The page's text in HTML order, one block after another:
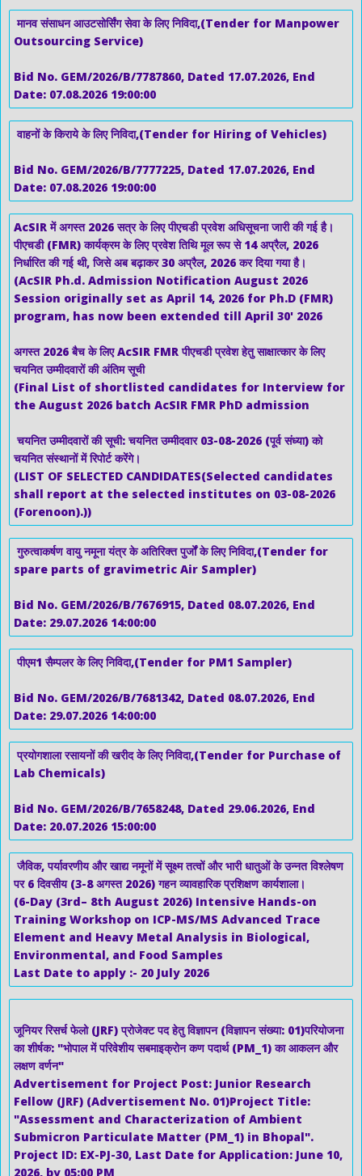
मानव संसाधन आउटसोर्सिंग सेवा के लिए निविदा,(Tender for Manpower
Outsourcing Service)
Bid No. GEM/2026/B/7787860, Dated 17.07.2026, End
Date: 07.08.2026 19:00:00
वाहनों के किराये के लिए निविदा,(Tender for Hiring of Vehicles)
Bid No. GEM/2026/B/7777225, Dated 17.07.2026, End
Date: 07.08.2026 19:00:00
AcSIR में अगस्त 2026 सत्र के लिए पीएचडी प्रवेश अधिसूचना जारी की गई है।
पीएचडी (FMR) कार्यक्रम के लिए प्रवेश तिथि मूल रूप से 14 अप्रैल, 2026
निर्धारित की गई थी, जिसे अब बढ़ाकर 30 अप्रैल, 2026 कर दिया गया है।
(AcSIR Ph.d. Admission Notification August 2026
Session originally set as April 14, 2026 for Ph.D (FMR)
program, has now been extended till April 30' 2026
अगस्त 2026 बैच के लिए AcSIR FMR पीएचडी प्रवेश हेतु साक्षात्कार के लिए
चयनित उम्मीदवारों की अंतिम सूची
(Final List of shortlisted candidates for Interview for
the August 2026 batch AcSIR FMR PhD admission
चयनित उम्मीदवारों की सूची: चयनित उम्मीदवार 03-08-2026 (पूर्व संध्या) को
चयनित संस्थानों में रिपोर्ट करेंगे।
(LIST OF SELECTED CANDIDATES(Selected candidates
shall report at the selected institutes on 03-08-2026
(Forenoon).))
गुरुत्वाकर्षण वायु नमूना यंत्र के अतिरिक्त पुर्जों के लिए निविदा,(Tender for
spare parts of gravimetric Air Sampler)
Bid No. GEM/2026/B/7676915, Dated 08.07.2026, End
Date: 29.07.2026 14:00:00
पीएम1 सैम्पलर के लिए निविदा,(Tender for PM1 Sampler)
Bid No. GEM/2026/B/7681342, Dated 08.07.2026, End
Date: 29.07.2026 14:00:00
प्रयोगशाला रसायनों की खरीद के लिए निविदा,(Tender for Purchase of
Lab Chemicals)
Bid No. GEM/2026/B/7658248, Dated 29.06.2026, End
Date: 20.07.2026 15:00:00
जैविक, पर्यावरणीय और खाद्य नमूनों में सूक्ष्म तत्वों और भारी धातुओं के उन्नत विश्लेषण
पर 6 दिवसीय (3-8 अगस्त 2026) गहन व्यावहारिक प्रशिक्षण कार्यशाला।
(6-Day (3rd– 8th August 2026) Intensive Hands-on
Training Workshop on ICP-MS/MS Advanced Trace
Element and Heavy Metal Analysis in Biological,
Environmental, and Food Samples
Last Date to apply :- 20 July 2026
जूनियर रिसर्च फेलो (JRF) प्रोजेक्ट पद हेतु विज्ञापन (विज्ञापन संख्या: 01)परियोजना
का शीर्षक: "भोपाल में परिवेशीय सबमाइक्रोन कण पदार्थ (PM_1) का आकलन और
लक्षण वर्णन"
Advertisement for Project Post: Junior Research
Fellow (JRF) (Advertisement No. 01)Project Title:
"Assessment and Characterization of Ambient
Submicron Particulate Matter (PM_1) in Bhopal".
Project ID: EX-PJ-30, Last Date for Application: June 10,
2026, by 05:00 PM